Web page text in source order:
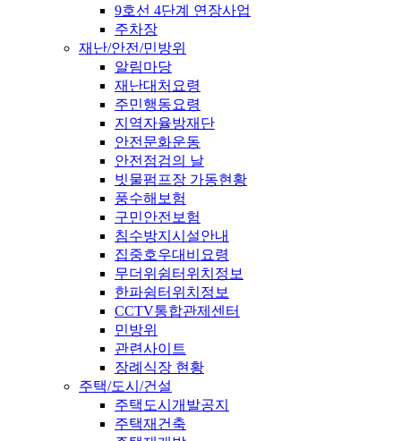
9호선 4단계 연장사업
주차장
재난/안전/민방위
알림마당
재난대처요령
주민행동요령
지역자율방재단
안전문화운동
안전점검의 날
빗물펌프장 가동현황
풍수해보험
구민안전보험
침수방지시설안내
집중호우대비요령
무더위쉼터위치정보
한파쉼터위치정보
CCTV통합관제센터
민방위
관련사이트
장례식장 현황
주택/도시/건설
주택도시개발공지
주택재건축